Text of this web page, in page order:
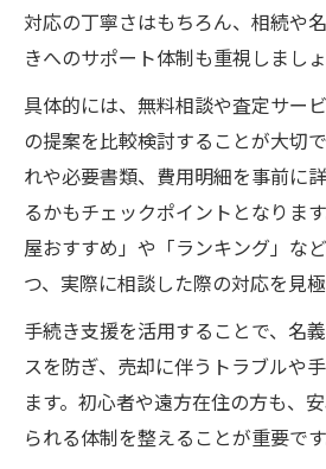
対応の丁寧さはもちろん、相続や
きへのサポート体制も重視しましょ
具体的には、無料相談や査定サー
の提案を比較検討することが大切
れや必要書類、費用明細を事前に
るかもチェックポイントとなりま
屋おすすめ」や「ランキング」な
つ、実際に相談した際の対応を見極
手続き支援を活用することで、名
スを防ぎ、売却に伴うトラブルや
ます。初心者や遠方在住の方も、
られる体制を整えることが重要です